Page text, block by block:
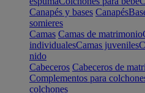
Canapés y bases Canapés
somieres
Camas Camas de matrimonio
individualesCamas juveniles
nido
Cabeceros Cabeceros de
Complementos para
colchones